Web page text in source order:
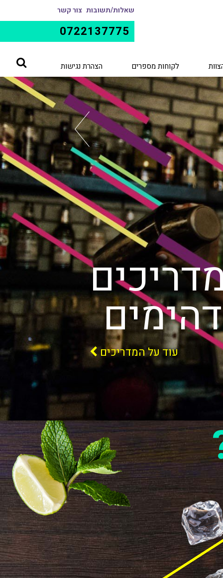
שאלות/תשובות צור קשר
0722137775
לקוחות מספרים הצהרת נגישות
עוד על המדריכים